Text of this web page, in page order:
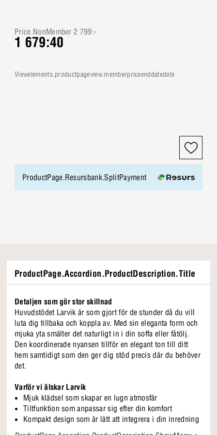
Price.NonMember 2 799:-
1 679:40
viewelements.productpageview.memberpriceenddatedate
ProductPage.Resursbank.SplitPayment
ProductPage.Accordion.ProductDescription.Title
Detaljen som gör stor skillnad
Huvudstödet Larvik är som gjort för de stunder då du vill
luta dig tillbaka och koppla av. Med sin eleganta form och
mjuka yta smälter det naturligt in i din soffa eller fåtölj.
Den koordinerade nyansen tillför en elegant ton till ditt
hem samtidigt som den ger dig stöd precis där du behöver
det.
Varför vi älskar Larvik
Mjuk klädsel som skapar en lugn atmosfär
Tiltfunktion som anpassar sig efter din komfort
Kompakt design som är lätt att integrera i din inredning